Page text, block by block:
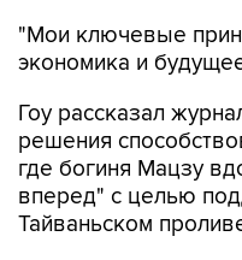
"Мои ключевые
экономика и
Гоу рассказал
решения
где богиня Мацзу
вперед" с целью
Тайваньском